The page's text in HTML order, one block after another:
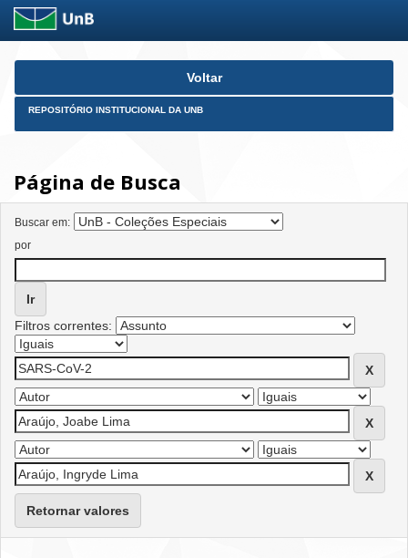
Skip
Voltar
REPOSITÓRIO INSTITUCIONAL DA UNB
Página de Busca
Buscar em:
por
Filtros correntes:
Retornar valores